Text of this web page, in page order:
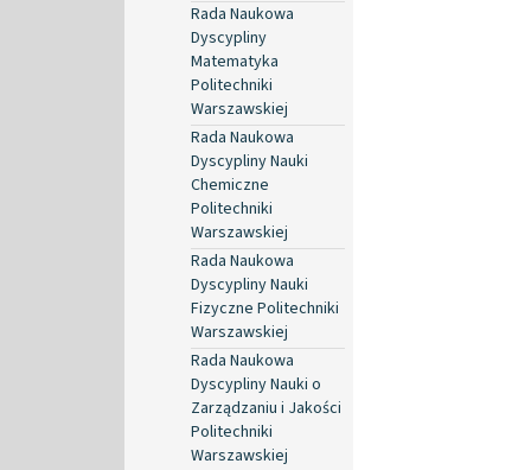
Rada Naukowa
Dyscypliny
Matematyka
Politechniki
Warszawskiej
Rada Naukowa
Dyscypliny Nauki
Chemiczne
Politechniki
Warszawskiej
Rada Naukowa
Dyscypliny Nauki
Fizyczne Politechniki
Warszawskiej
Rada Naukowa
Dyscypliny Nauki o
Zarządzaniu i Jakości
Politechniki
Warszawskiej